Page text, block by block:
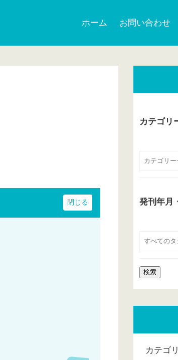
ホーム お問い合わせ
カテゴリ
発刊年月
カテゴ